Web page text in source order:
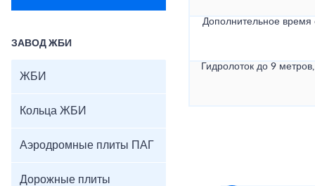
ЗАВОД ЖБИ
ЖБИ
Кольца ЖБИ
Аэродромные плиты ПАГ
Дорожные плиты
Дополнительное
Гидролоток до 9